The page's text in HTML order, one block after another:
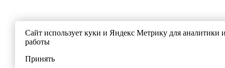
Сайт использует куки и Яндекс Метрику для аналитики
работы
Принять